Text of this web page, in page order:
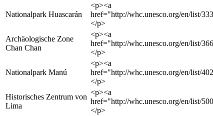
Nationalpark Huascarán
<p><a
href="http://whc.unesco.org/en/list/
</p>
Archäologische Zone
Chan Chan
<p><a
href="http://whc.unesco.org/en/list/
</p>
Nationalpark Manú
<p><a
href="http://whc.unesco.org/en/list/
</p>
Historisches Zentrum von
Lima
<p><a
href="http://whc.unesco.org/en/list/
</p>